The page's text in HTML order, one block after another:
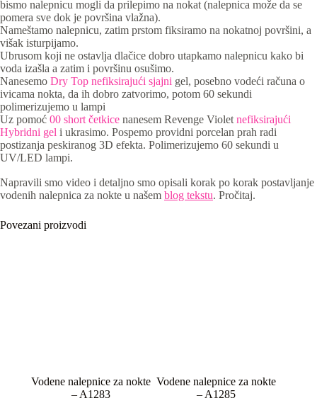
bismo nalepnicu mogli da prilepimo na nokat (nalepnica može da se
pomera sve dok je površina vlažna).
Nameštamo nalepnicu, zatim prstom fiksiramo na nokatnoj površini, a
višak isturpijamo.
Ubrusom koji ne ostavlja dlačice dobro utapkamo nalepnicu kako bi
voda izašla a zatim i površinu osušimo.
Nanesemo Dry Top nefiksirajući sjajni gel, posebno vodeći računa o
ivicama nokta, da ih dobro zatvorimo, potom 60 sekundi
polimerizujemo u lampi
Uz pomoć 00 short četkice nanesem Revenge Violet nefiksirajući
Hybridni gel i ukrasimo. Pospemo providni porcelan prah radi
postizanja peskiranog 3D efekta. Polimerizujemo 60 sekundi u
UV/LED lampi.
Napravili smo video i detaljno smo opisali korak po korak postavljanje
vodenih nalepnica za nokte u našem blog tekstu. Pročitaj.
Povezani proizvodi
Vodene nalepnice za nokte
– A1283
Vodene nalepnice za nokte
– A1285